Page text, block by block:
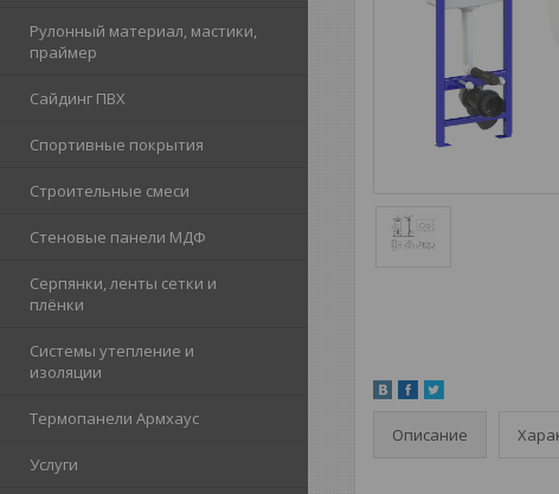
Рулонный материал, мастики,
праймер
Сайдинг ПВХ
Спортивные покрытия
Строительные смеси
Стеновые панели МДФ
Серпянки, ленты сетки и
плёнки
Системы утепление и
изоляции
Термопанели Армхаус
Услуги
Описание